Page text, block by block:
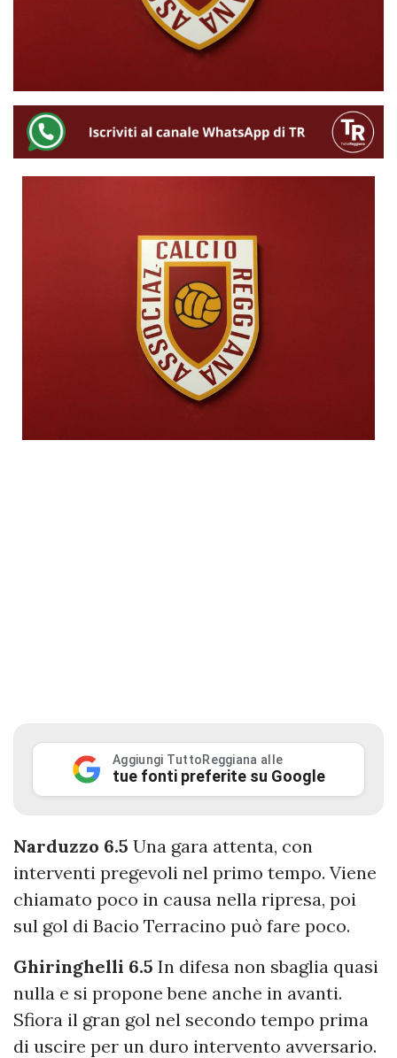
Aggiungi TuttoReggiana alle
tue fonti preferite su Google
Narduzzo 6.5 Una gara attenta, con
interventi pregevoli nel primo tempo. Viene
chiamato poco in causa nella ripresa, poi
sul gol di Bacio Terracino può fare poco.
Ghiringhelli 6.5 In difesa non sbaglia quasi
nulla e si propone bene anche in avanti.
Sfiora il gran gol nel secondo tempo prima
di uscire per un duro intervento avversario.